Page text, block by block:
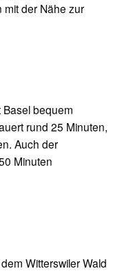
der Nähe zur
bequem
rund 25 Minuten,
Auch der
Minuten
Witterswiler Wald